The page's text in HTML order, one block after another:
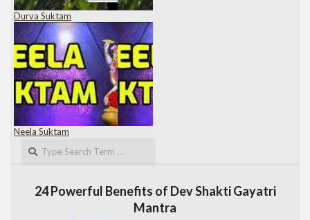
Durva Suktam
Neela Suktam
24 Powerful Benefits of Dev Shakti Gayatri
Mantra